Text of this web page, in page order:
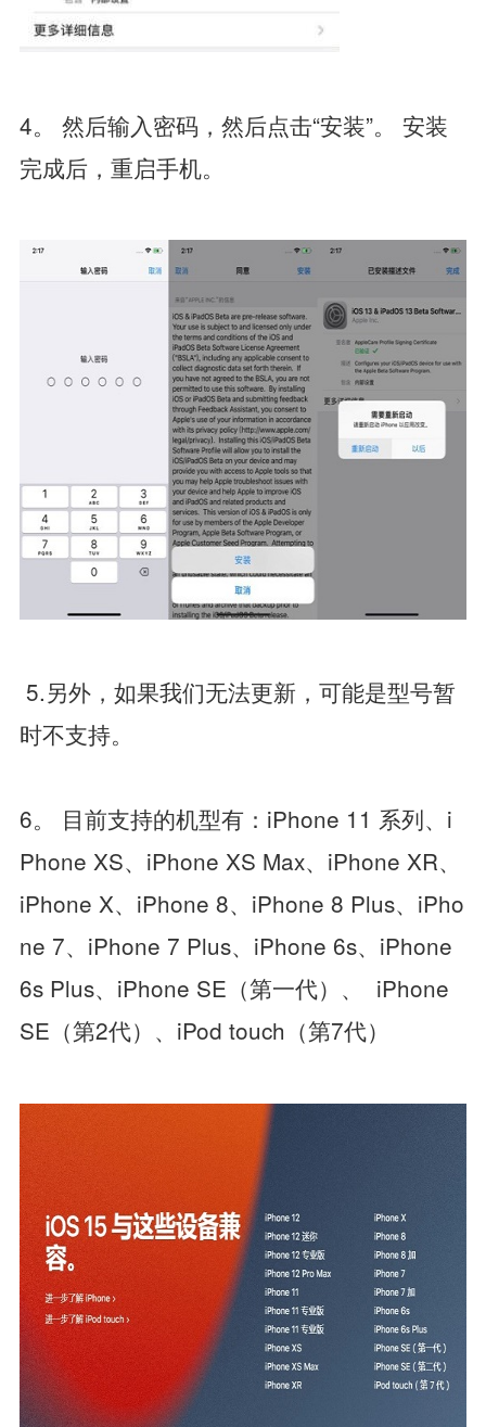
4。 然后输入密码，然后点击“安装”。 安装
完成后，重启手机。
5.另外，如果我们无法更新，可能是型号暂
时不支持。
6。 目前支持的机型有：iPhone 11 系列、i
Phone XS、iPhone XS Max、iPhone XR、
iPhone X、iPhone 8、iPhone 8 Plus、iPho
ne 7、iPhone 7 Plus、iPhone 6s、iPhone
6s Plus、iPhone SE（第一代）、 iPhone
SE（第2代）、iPod touch（第7代）